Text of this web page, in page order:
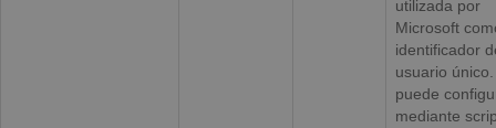
utilizada por
Microsoft
identificador
usuario
puede
mediante